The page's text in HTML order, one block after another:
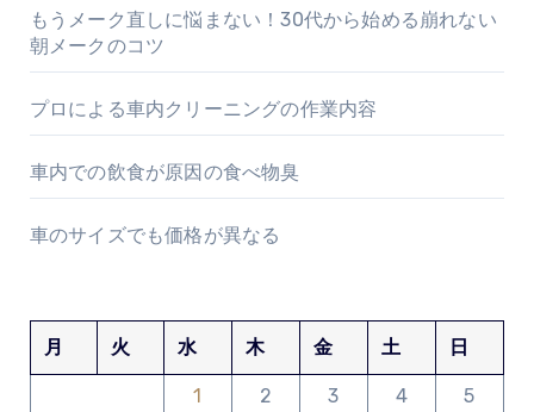
もうメーク直しに悩まない！30代から始める崩れない
朝メークのコツ
プロによる車内クリーニングの作業内容
車内での飲食が原因の食べ物臭
車のサイズでも価格が異なる
月 火 水 木 金 土 日
1 2 3 4
5